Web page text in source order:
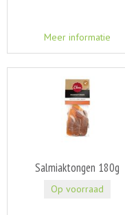
Meer informatie
Salmiaktongen 180g
Op voorraad